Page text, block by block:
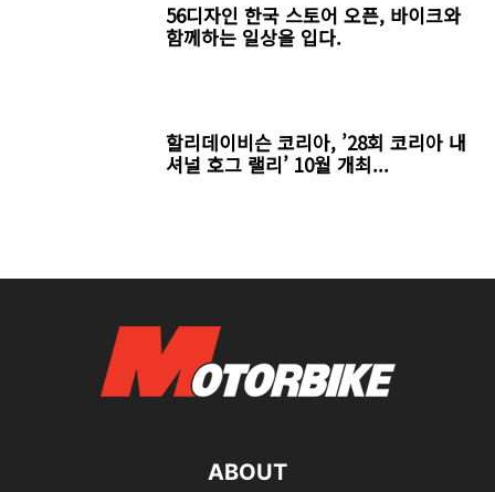
56디자인 한국 스토어 오픈, 바이크와
함께하는 일상을 입다.
할리데이비슨 코리아, ’28회 코리아 내
셔널 호그 랠리’ 10월 개최...
ABOUT